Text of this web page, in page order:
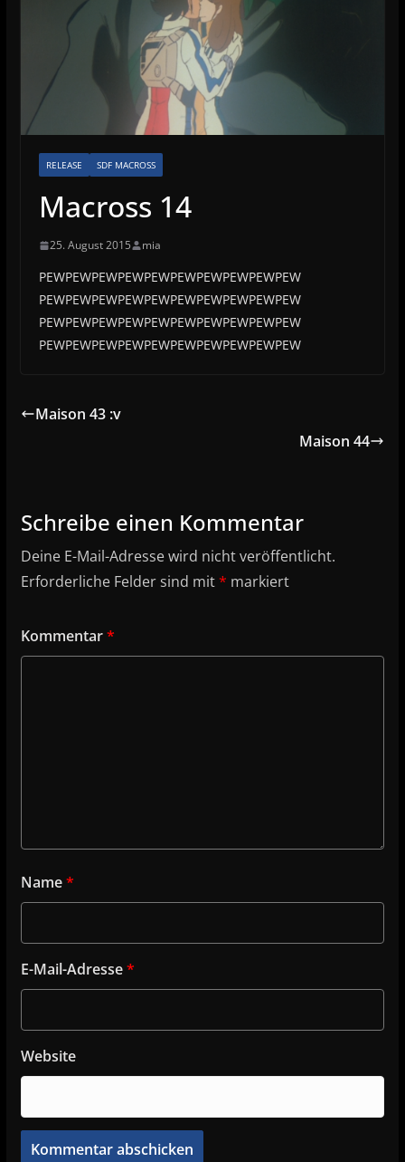
RELEASE SDF MACROSS
Macross 14
25. August 2015 mia
PEWPEWPEWPEWPEWPEWPEWPEWPEWPEW
PEWPEWPEWPEWPEWPEWPEWPEWPEWPEW
PEWPEWPEWPEWPEWPEWPEWPEWPEWPEW
PEWPEWPEWPEWPEWPEWPEWPEWPEWPEW
Maison 43 :v
Maison 44
Schreibe einen Kommentar
Deine E-Mail-Adresse wird nicht veröffentlicht.
Erforderliche Felder sind mit* markiert
Kommentar*
Name*
E-Mail-Adresse*
Website